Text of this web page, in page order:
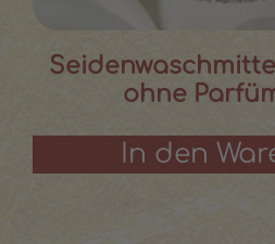
ohne
In den